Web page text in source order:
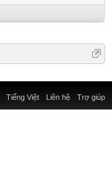
Liên hệ Trợ giúp
Tiếng Việt